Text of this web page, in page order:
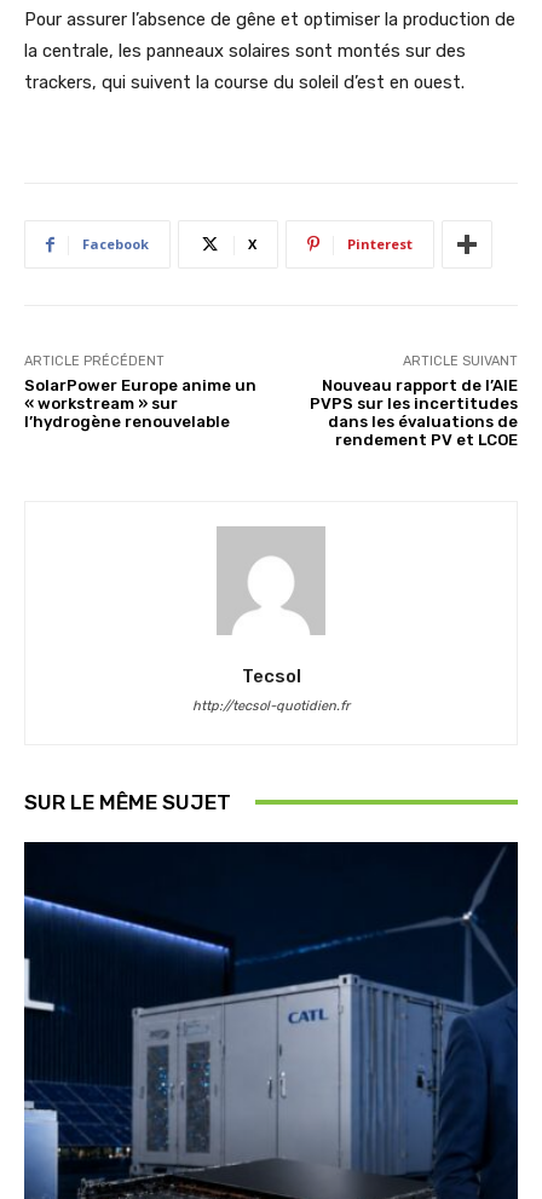
Pour assurer l’absence de gêne et optimiser la production de
la centrale, les panneaux solaires sont montés sur des
trackers, qui suivent la course du soleil d’est en ouest.
Facebook X Pinterest
ARTICLE PRÉCÉDENT
SolarPower Europe anime un
« workstream » sur
l’hydrogène renouvelable
ARTICLE SUIVANT
Nouveau rapport de l’AIE
PVPS sur les incertitudes
dans les évaluations de
rendement PV et LCOE
Tecsol
http://tecsol-quotidien.fr
SUR LE MÊME SUJET